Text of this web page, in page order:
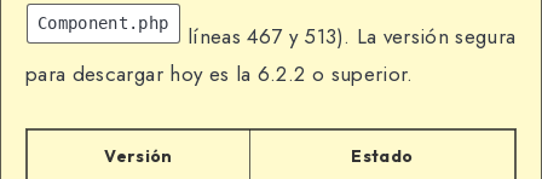
Component.php
líneas 467 y 513). La versión segura
para descargar hoy es la 6.2.2 o superior.
Versión Estado